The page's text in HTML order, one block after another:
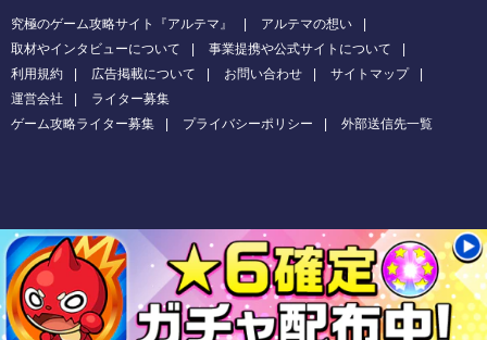
究極のゲーム攻略サイト『アルテマ』
アルテマの想い
取材やインタビューについて
事業提携や公式サイトについて
利用規約
広告掲載について お問い合わせ
サイトマップ
運営会社
ライター募集
ゲーム攻略ライター募集
プライバシーポリシー 外部送信先一覧
Copyright (C) 2026 モンスト攻略Wiki All Rights Reserved.